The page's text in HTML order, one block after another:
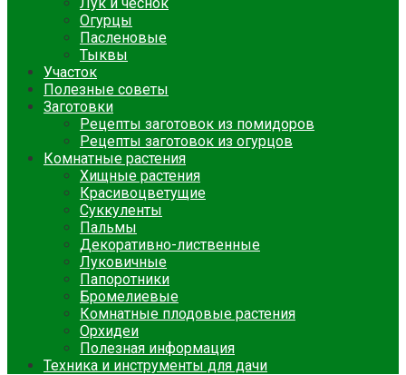
Огурцы
Пасленовые
Тыквы
Участок
Полезные советы
Заготовки
Рецепты заготовок из помидоров
Рецепты заготовок из огурцов
Комнатные растения
Хищные растения
Красивоцветущие
Суккуленты
Пальмы
Декоративно-лиственные
Луковичные
Папоротники
Бромелиевые
Комнатные плодовые растения
Орхидеи
Полезная информация
Техника и инструменты для дачи